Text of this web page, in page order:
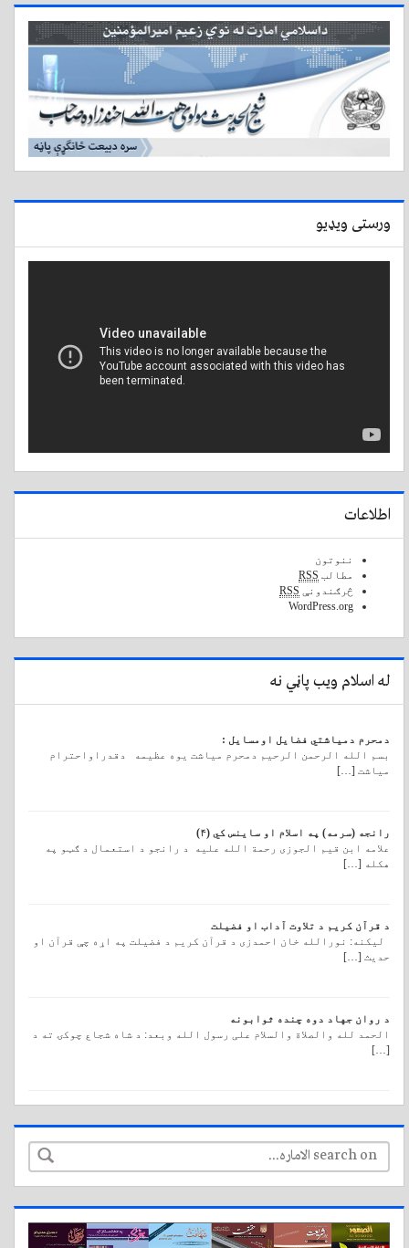
ورستی ویډیو
اطلاعات
ننوتون
مطالب RSS
څرګندونې RSS
WordPress.org
له اسلام ویب پاڼي نه
دمحرم دمیاشتي فضایل اومسایل :
بسم الله الرحمن الرحیم دمحرم میاشت یوه عظیمه دقدراواحترام
میاشت […]
رانجه (سرمه) په اسلام او ساینس کي (۴)
علامه ابن قیم الجوزی رحمة الله علیه د رانجو د استعمال د ګټو په
هکله […]
د قرآن کریم د تلاوت آداب او فضیلت
لیکنه: نورالله خان احمدزی د قرآن کريم د فضيلت په اړه چې قرآن او
حديث […]
د روان جهاد دوه چنده ثوابونه
الحمد لله والصلاة والسلام علی رسول الله وبعد: د شاه شجاع چوکۍ ته د
[…]